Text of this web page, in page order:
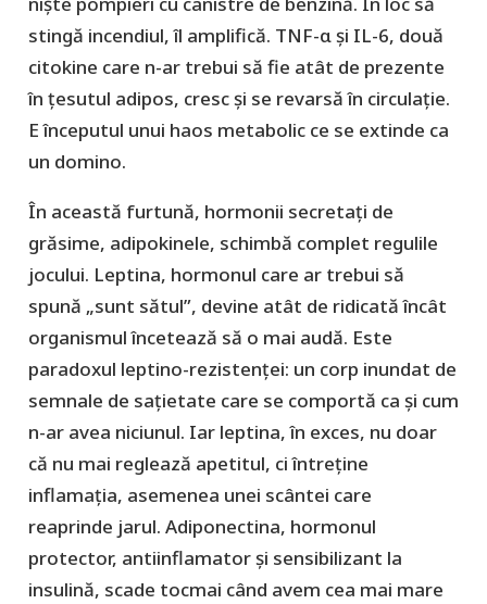
stingă incendiul, îl amplifică. TNF-α și IL-6, două
citokine care n-ar trebui să fie atât de prezente
în țesutul adipos, cresc și se revarsă în circulație.
E începutul unui haos metabolic ce se extinde ca
un domino.
În această furtună, hormonii secretați de
grăsime, adipokinele, schimbă complet regulile
jocului. Leptina, hormonul care ar trebui să
spună „sunt sătul”, devine atât de ridicată încât
organismul încetează să o mai audă. Este
paradoxul leptino-rezistenței: un corp inundat de
semnale de sațietate care se comportă ca și cum
n-ar avea niciunul. Iar leptina, în exces, nu doar
că nu mai reglează apetitul, ci întreține
inflamația, asemenea unei scântei care
reaprinde jarul. Adiponectina, hormonul
protector, antiinflamator și sensibilizant la
insulină, scade tocmai când avem cea mai mare